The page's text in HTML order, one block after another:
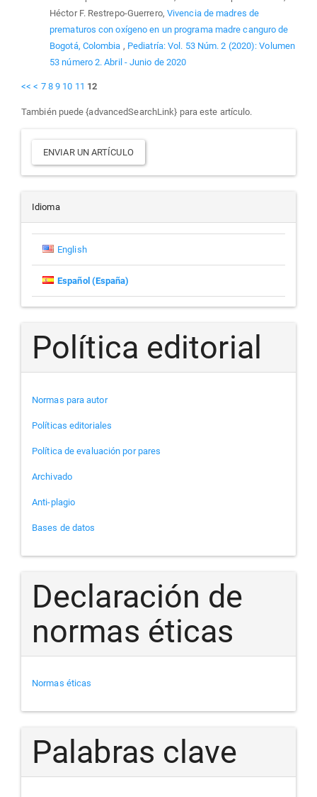
Héctor F. Restrepo-Guerrero, Vivencia de madres de
prematuros con oxígeno en un programa madre canguro de
Bogotá, Colombia , Pediatría: Vol. 53 Núm. 2 (2020): Volumen
53 número 2. Abril - Junio de 2020
<< < 7 8 9 10 11 12
También puede {advancedSearchLink} para este artículo.
Enviar
un
artículo
ENVIAR UN ARTÍCULO
Idioma
English
Español (España)
Política editorial
Normas para autor
Políticas editoriales
Política de evaluación por pares
Archivado
Anti-plagio
Bases de datos
Declaración de
normas éticas
Normas éticas
Palabras clave